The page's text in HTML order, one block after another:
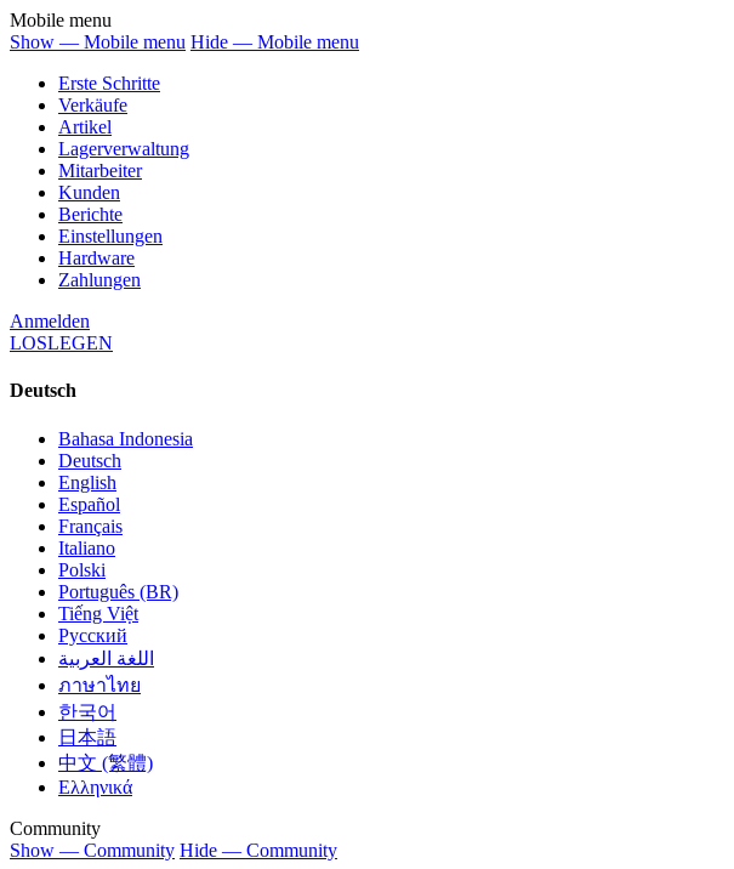
Mobile menu
Show — Mobile menu Hide — Mobile menu
Erste Schritte
Verkäufe
Artikel
Lagerverwaltung
Mitarbeiter
Kunden
Berichte
Einstellungen
Hardware
Zahlungen
Anmelden
LOSLEGEN
Deutsch
Bahasa Indonesia
Deutsch
English
Español
Français
Italiano
Polski
Português (BR)
Tiếng Việt
Русский
اللغة العربية
ภาษาไทย
한국어
日本語
中文 (繁體)
Ελληνικά
Community
Show — Community Hide — Community